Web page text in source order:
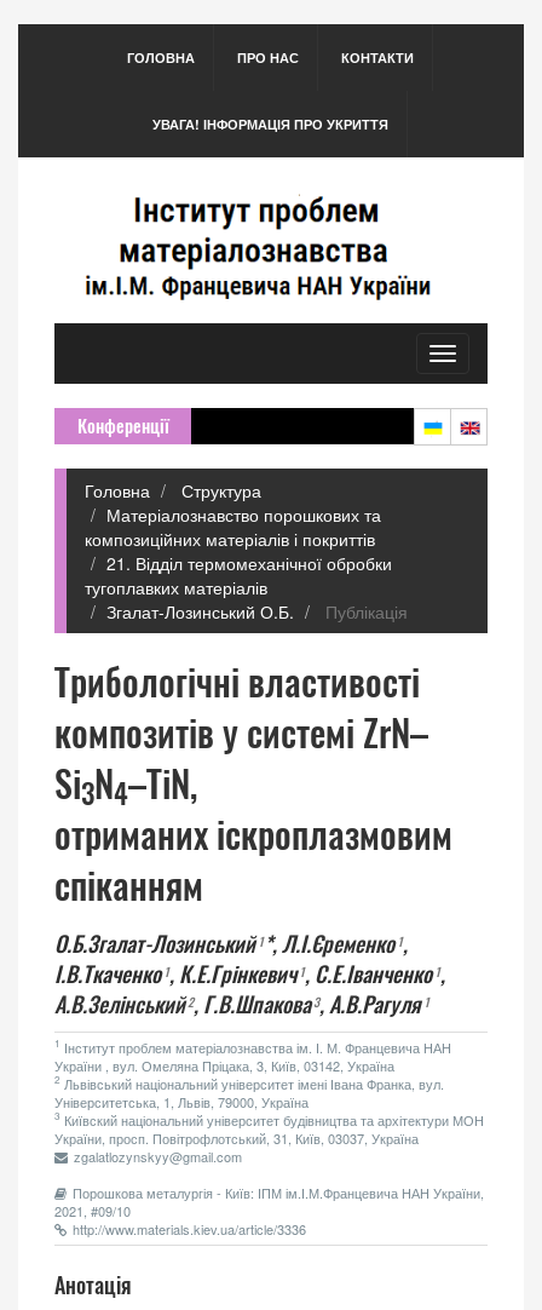
ГОЛОВНА ПРО НАС КОНТАКТИ
УВАГА! ІНФОРМАЦІЯ ПРО УКРИТТЯ
Toggle
navigation
Конференції
Головна
Структура
Матеріалознавство порошкових та
композиційних матеріалів і покриттів
21. Відділ термомеханічної обробки
тугоплавких матеріалів
Згалат-Лозинський О.Б.
Публікація
Трибологічні властивості
композитів у системі ZrN–
Si3N4–TiN,
отриманих іскроплазмовим
спіканням
О.Б.Згалат-Лозинський1*,Л.І.Єременко1,
І.В.Ткаченко1, К.Е.Грінкевич1, С.Е.Іванченко1,
А.В.Зелінський2, Г.В.Шпакова3, А.В.Рагуля1
1 Інститут проблем матеріалознавства ім. І. М. Францевича НАН
України , вул. Омеляна Пріцака, 3, Київ, 03142, Україна
2 Львівський національний університет імені Івана Франка, вул.
Університетська, 1, Львів, 79000, Україна
3 Київский національний університет будівництва та архітектури МОН
України, просп. Повітрофлотський, 31, Київ, 03037, Україна
zgalatlozynskyy@gmail.com
Порошкова металургія - Київ: ІПМ ім.І.М.Францевича НАН України,
2021, #09/10
http://www.materials.kiev.ua/article/3336
Анотація